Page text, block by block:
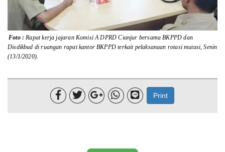
Pertanian
Edukasi
Opini
Mahar TV
Foto : Rapat kerja jajaran Komisi A DPRD Cianjur bersama BKPPD dan
Disdikbud di ruangan rapat kantor BKPPD terkait pelaksanaan rotasi mutasi, Senin
(13/1/2020).
     Print